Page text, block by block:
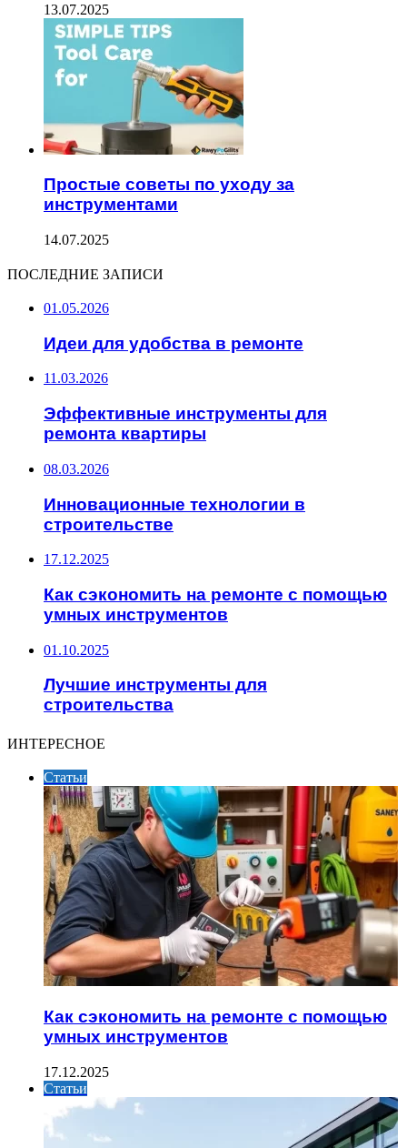
13.07.2025
Простые советы по уходу за
инструментами
14.07.2025
ПОСЛЕДНИЕ ЗАПИСИ
01.05.2026
Идеи для удобства в ремонте
11.03.2026
Эффективные инструменты для
ремонта квартиры
08.03.2026
Инновационные технологии в
строительстве
17.12.2025
Как сэкономить на ремонте с помощью
умных инструментов
01.10.2025
Лучшие инструменты для
строительства
ИНТЕРЕСНОЕ
Статьи
Как сэкономить на ремонте с помощью
умных инструментов
17.12.2025
Статьи